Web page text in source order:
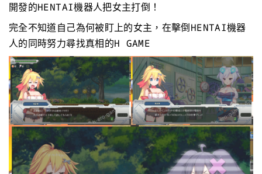
開發的HENTAI機器人把女主打倒！
完全不知道自己為何被盯上的女主，在擊倒HENTAI機器
人的同時努力尋找真相的H GAME